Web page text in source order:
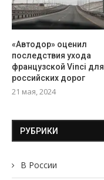
«Автодор» оценил
последствия ухода
французской Vinci для
российских дорог
21 мая, 2024
РУБРИКИ
В России